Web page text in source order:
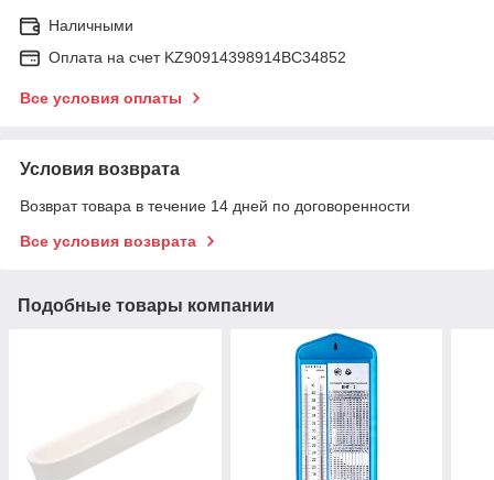
Наличными
Оплата на счет KZ90914398914ВС34852
Все условия оплаты
Условия возврата
Возврат товара в течение 14 дней по договоренности
Все условия возврата
Подобные товары компании